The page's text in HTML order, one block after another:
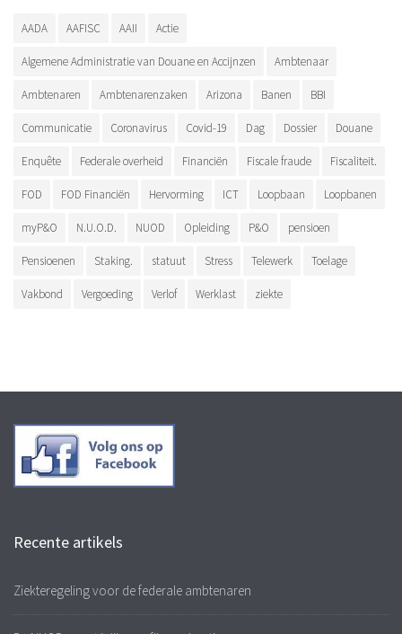
AADA AAFISC AAII Actie
Algemene Administratie van Douane en Accijnzen Ambtenaar
Ambtenaren Ambtenarenzaken Arizona Banen BBI
Communicatie Coronavirus Covid-19 Dag Dossier Douane
Enquête Federale overheid Financiën Fiscale fraude Fiscaliteit.
FOD FOD Financiën Hervorming ICT Loopbaan Loopbanen
myP&O N.U.O.D. NUOD Opleiding P&O pensioen
Pensioenen Staking. statuut Stress Telewerk Toelage
Vakbond Vergoeding Verlof Werklast ziekte
Recente artikels
Ziekteregeling voor de federale ambtenaren